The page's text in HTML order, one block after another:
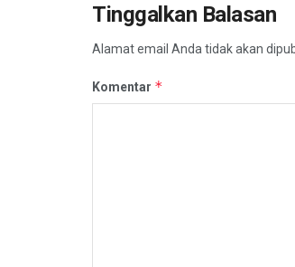
Tinggalkan Balasan
Alamat email Anda tidak akan
Komentar *